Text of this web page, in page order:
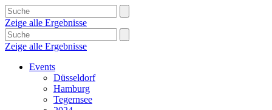
Zeige alle Ergebnisse
Zeige alle Ergebnisse
Events
Düsseldorf
Hamburg
Tegernsee